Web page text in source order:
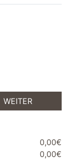
WEITER
0,00€
0,00€